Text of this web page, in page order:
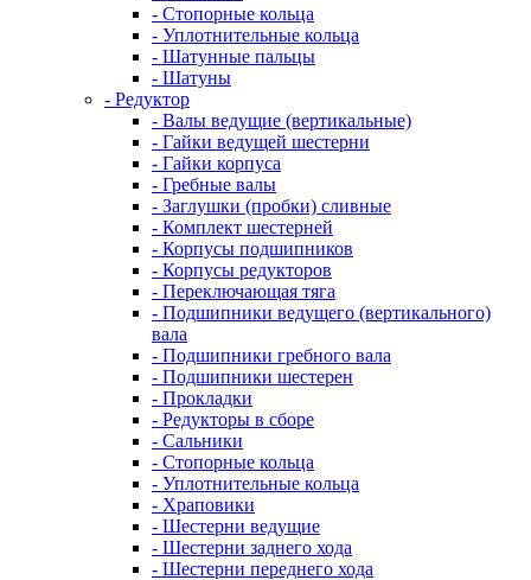
- Стопорные кольца
- Уплотнительные кольца
- Шатунные пальцы
- Шатуны
- Редуктор
- Валы ведущие (вертикальные)
- Гайки ведущей шестерни
- Гайки корпуса
- Гребные валы
- Заглушки (пробки) сливные
- Комплект шестерней
- Корпусы подшипников
- Корпусы редукторов
- Переключающая тяга
- Подшипники ведущего (вертикального)
вала
- Подшипники гребного вала
- Подшипники шестерен
- Прокладки
- Редукторы в сборе
- Сальники
- Стопорные кольца
- Уплотнительные кольца
- Храповики
- Шестерни ведущие
- Шестерни заднего хода
- Шестерни переднего хода